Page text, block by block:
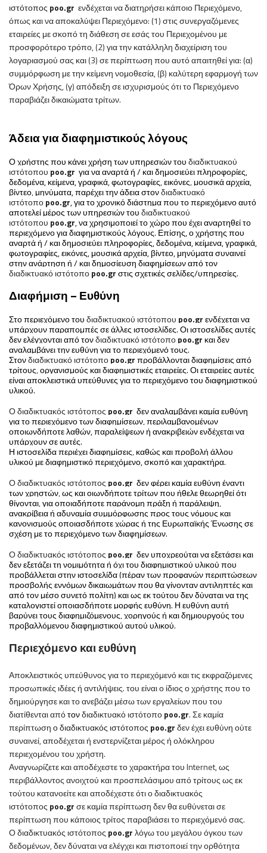
ιστότοπος poo.gr ενδέχεται να διατηρήσει κάποιο Περιεχόμενο,
όπως και να αποκαλύψει Περιεχόμενο: (1) στις συνεργαζόμενες
εταιρείες με σκοπό τη διάθεση σε εσάς του Περιεχομένου με
προσφορότερο τρόπο, (2) για την κατάλληλη διαχείριση του
λογαριασμού σας και (3) σε περίπτωση που αυτό απαιτηθεί για: (α)
συμμόρφωση με την κείμενη νομοθεσία, (β) καλύτερη εφαρμογή των
Όρων Χρήσης, (γ) απόδειξη σε ισχυρισμούς ότι το Περιεχόμενο
παραβιάζει δικαιώματα τρίτων.
Άδεια για διαφημιστικούς λόγους
Ο χρήστης που κάνει χρήση των υπηρεσιών τουδιαδικτυακού
ιστότοπου poo.gr για να αναρτά ή / και δημοσιεύει πληροφορίες,
δεδομένα, κείμενα, γραφικά, φωτογραφίες, εικόνες, μουσικά αρχεία,
βίντεο, μηνύματα, παρέχει την άδεια στονδιαδικτυακό
ιστότοποpoo.gr, για το χρονικό διάστημα που το περιεχόμενο αυτό
αποτελεί μέρος των υπηρεσιών τουδιαδικτυακού
ιστότοπου poo.gr, να χρησιμοποιεί το χώρο που έχει αναρτηθεί το
περιεχόμενο για διαφημιστικούς λόγους. Επίσης, ο χρήστης που
αναρτά ή / και δημοσιεύει πληροφορίες, δεδομένα, κείμενα, γραφικά,
φωτογραφίες, εικόνες, μουσικά αρχεία, βίντεο, μηνύματα συναινεί
στην ανάρτηση ή / και δημοσίευση διαφημίσεων από τον
διαδικτυακό ιστότοποpoo.grστις σχετικές σελίδες/υπηρεσίες.
Διαφήμιση – Ευθύνη
Στο περιεχόμενοτουδιαδικτυακού ιστότοπου poo.grενδέχεται να
υπάρχουν παραπομπές σε άλλες ιστοσελίδες. Οι ιστοσελίδες αυτές
δεν ελέγχονται απότονδιαδικτυακό ιστότοποpoo.gr και δεν
αναλαμβάνει την ευθύνη για το περιεχόμενό τους.
Στονδιαδικτυακό ιστότοποpoo.grπροβάλλονται διαφημίσεις από
τρίτους, οργανισμούς και διαφημιστικές εταιρείες. Οι εταιρείες αυτές
είναι αποκλειστικά υπεύθυνες για το περιεχόμενο του διαφημιστικού
υλικού.
Οδιαδικτυακός ιστότοπος poo.gr δεν αναλαμβάνει καμία ευθύνη
για το περιεχόμενο των διαφημίσεων, περιλαμβανομένων
οποιωνδήποτε λαθών, παραλείψεων ή ανακριβειών ενδέχεται να
υπάρχουν σε αυτές.
Η ιστοσελίδα περιέχει διαφημίσεις, καθώς και προβολή άλλου
υλικού με διαφημιστικό περιεχόμενο, σκοπό και χαρακτήρα.
Οδιαδικτυακός ιστότοπος poo.gr δεν φέρει καμία ευθύνη έναντι
των χρηστών, ως και οιωνδήποτε τρίτων που ήθελε θεωρηθεί ότι
θίγονται, για οποιαδήποτε παράνομη πράξη ή παράλειψη,
ανακρίβεια ή αδυναμία συμμόρφωσης προς τους νόμους και
κανονισμούς οποιασδήποτε χώρας ή της Ευρωπαϊκής Ένωσης σε
σχέση με το περιεχόμενο των διαφημίσεων.
Οδιαδικτυακός ιστότοπος poo.gr δεν υποχρεούται να εξετάσει και
δεν εξετάζει τη νομιμότητα ή όχι του διαφημιστικού υλικού που
προβάλλεται στην ιστοσελίδα (πέραν των προφανών περιπτώσεων
προσβολής εννόμων δικαιωμάτων που θα γίνονταν αντιληπτές και
από τον μέσο συνετό πολίτη) και ως εκ τούτου δεν δύναται να της
καταλογιστεί οποιασδήποτε μορφής ευθύνη. Η ευθύνη αυτή
βαρύνει τους διαφημιζόμενους, χορηγούς ή και δημιουργούς του
προβαλλόμενου διαφημιστικού αυτού υλικού.
Περιεχόμενο και ευθύνη
Αποκλειστικός υπεύθυνος για το περιεχόμενό και τις εκφραζόμενες
προσωπικές ιδέες ή αντιλήψεις. του είναι ο ίδιος ο χρήστης που το
δημιούργησε και το ανεβάζει μέσω των εργαλείων που του
διατίθενται απότονδιαδικτυακό ιστότοποpoo.gr. Σε καμία
περίπτωσηοδιαδικτυακός ιστότοπος poo.grδεν έχει ευθύνη ούτε
συναινεί,αποδέχεται ή ενστερνίζεται μέρος ή ολόκληρου
περιεχομένου του χρήστη.
Αναγνωρίζετε και αποδέχεστε το χαρακτήρα του Internet, ως
περιβάλλοντος ανοιχτού και προσπελάσιμου από τρίτους ως εκ
τούτου κατανοείτε και αποδέχεστε ότι οδιαδικτυακός
ιστότοπος poo.grσε καμία περίπτωση δεν θα ευθύνεται σε
περίπτωση που κάποιος τρίτος παραβιάσει το περιεχόμενό σας.
Οδιαδικτυακός ιστότοπος poo.grλόγω του μεγάλου όγκου των
δεδομένων, δεν δύναται να ελέγχει και πιστοποιεί την ορθότητα